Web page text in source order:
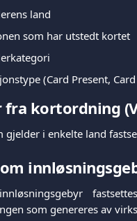
land
som har utstedt kortet
(Card Present,
fra kortordning (
gjelder i enkelte land
som genereres av